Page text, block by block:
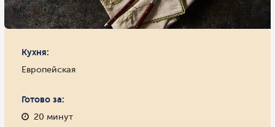
Кухня:
Европейская
Готово за:
20 минут